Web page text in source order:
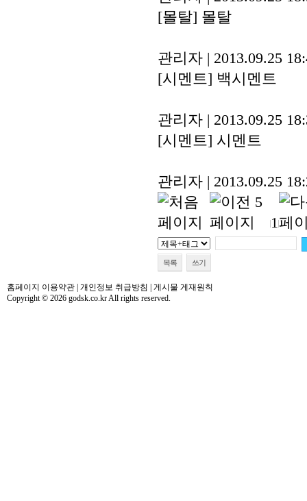
[몰탈] 몰탈
관리자 | 2013.09.25
[시멘트] 백시멘트
관리자 | 2013.09.25
[시멘트] 시멘트
관리자 | 2013.09.25
1
목록 쓰기
홈페이지 이용약관 개인정보 취급방침
게시물 게재원칙
Copyright © 2026 godsk.co.kr All rights reserved.